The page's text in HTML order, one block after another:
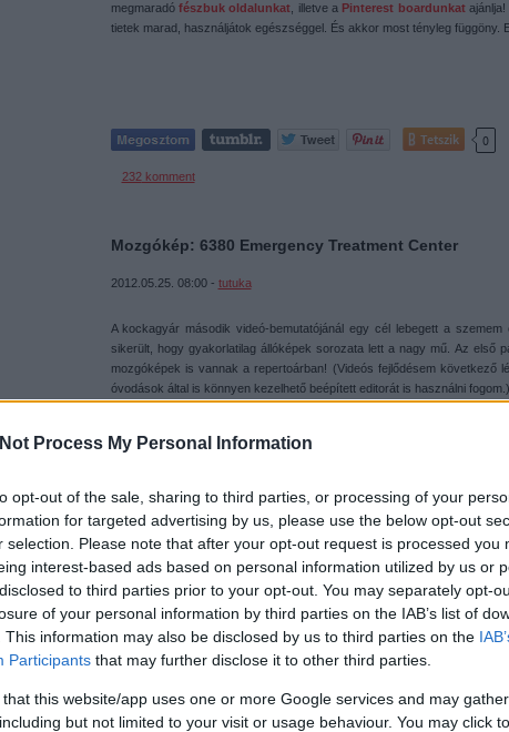
Process My Personal Information
opt-out of the sale, sharing to third parties, or processing of your
for targeted advertising by us, please use the below opt-out
selection. Please note that after your opt-out request is processed you
interest-based ads based on personal information utilized by us or
to third parties prior to your opt-out. You may separately opt-
of your personal information by third parties on the IAB’s list of
This information may also be disclosed by us to third parties on the
Participants that may further disclose it to other third parties.
that this website/app uses one or more Google services and may
but not limited to your visit or usage behaviour. You may click
nem tudod
kattints!
megmaradó fészbuk oldalunkat , illetve a Pinterest boardunkatajánlja!
tietek marad, használjátok egészséggel. És akkor most tényleg függöny.
Tetszik 0
232komment
Mozgókép: 6380 Emergency Treatment Center
2012.05.25. 08:00 - tutuka
A kockagyár második videó-bemutatójánál egy cél lebegett a
sikerült, hogy gyakorlatilag állóképek sorozata lett a nagy mű. Az első
mozgóképek is vannak a repertoárban! (Videós fejlődésem következő
óvodások által is könnyen kezelhető beépített editorát is használni fogom.)